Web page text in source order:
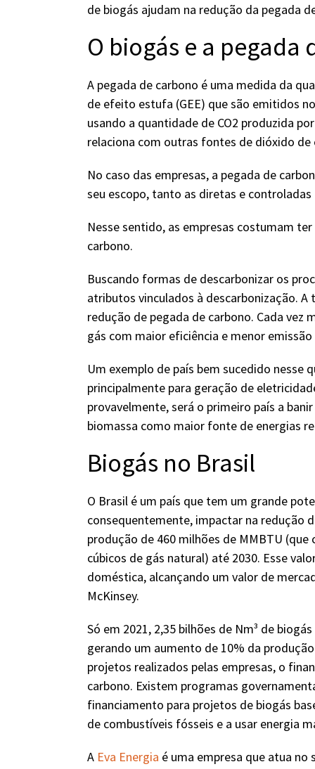
de biogás ajudam na redução da pegada
O biogás e a pegada
A pegada de carbono é uma medida da
de efeito estufa (GEE) que são emitidos
usando a quantidade de CO2 produzida
relaciona com outras fontes de dióxido de
No caso das empresas, a pegada de
seu escopo, tanto as diretas e
Nesse sentido, as empresas costumam
carbono.
Buscando formas de descarbonizar os
atributos vinculados à descarbonização.
redução de pegada de carbono. Cada vez
gás com maior eficiência e menor
Um exemplo de país bem sucedido nesse
principalmente para geração de
provavelmente, será o primeiro país a
biomassa como maior fonte de energias
Biogás no Brasil
O Brasil é um país que tem um grande
consequentemente, impactar na redução
produção de 460 milhões de MMBTU
cúbicos de gás natural) até 2030. Esse
doméstica, alcançando um valor de
McKinsey.
Só em 2021, 2,35 bilhões de Nm³ de
gerando um aumento de 10% da
projetos realizados pelas empresas, o
carbono. Existem programas
financiamento para projetos de biogás
de combustíveis fósseis e a usar energia
A Eva Energia é uma empresa que atua